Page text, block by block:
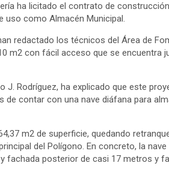
ha licitado el contrato de
uso como Almacén Municipal.
redactado los técnicos del Área de
m2 con fácil acceso que se encuentra
J. Rodríguez, ha explicado que este
de contar con una nave diáfana para
m2 de superficie, quedando
del Polígono. En concreto, la
fachada posterior de casi 17 metros y